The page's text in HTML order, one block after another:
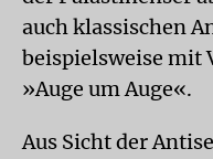
auch klassischen
beispielsweise mit
»Auge um Auge«.
Aus Sicht der